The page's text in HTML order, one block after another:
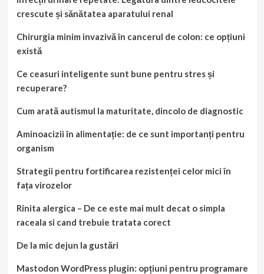
crescute și sănătatea aparatului renal
Chirurgia minim invazivă în cancerul de colon: ce opțiuni
există
Ce ceasuri inteligente sunt bune pentru stres și
recuperare?
Cum arată autismul la maturitate, dincolo de diagnostic
Aminoacizii în alimentație: de ce sunt importanți pentru
organism
Strategii pentru fortificarea rezistenței celor mici în
fața virozelor
Rinita alergica – De ce este mai mult decat o simpla
raceala si cand trebuie tratata corect
De la mic dejun la gustări
Mastodon WordPress plugin: opțiuni pentru programare